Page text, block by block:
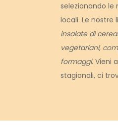
selezionando
locali. Le nostre
insalate di
vegetariani,
formaggi. Vieni
stagionali, ci